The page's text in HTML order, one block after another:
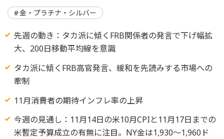
金・プラチナ・シルバー
先週の動き：タカ派に傾くFRB関係者の発言で下げ幅拡
大、200日移動平均線を意識
タカ派に傾くFRB高官発言、緩和を先読みする市場への
牽制
11月消費者の期待インフレ率の上昇
今週の見通し：11月14日の米10月CPIと11月17日までの
米暫定予算成立の有無に注目。NY金は1,930～1,960ド